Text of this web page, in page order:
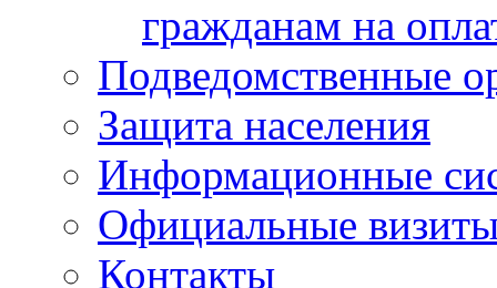
гражданам на
Подведомственные
Защита населения
Информационные
Официальные
Контакты